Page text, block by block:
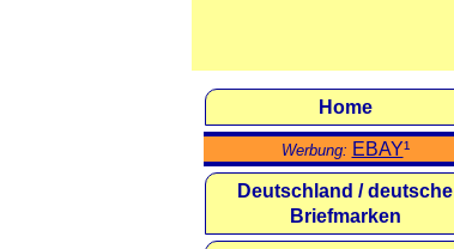
Home
Werbung: EBAY¹
Deutschland / deutsche
Briefmarken